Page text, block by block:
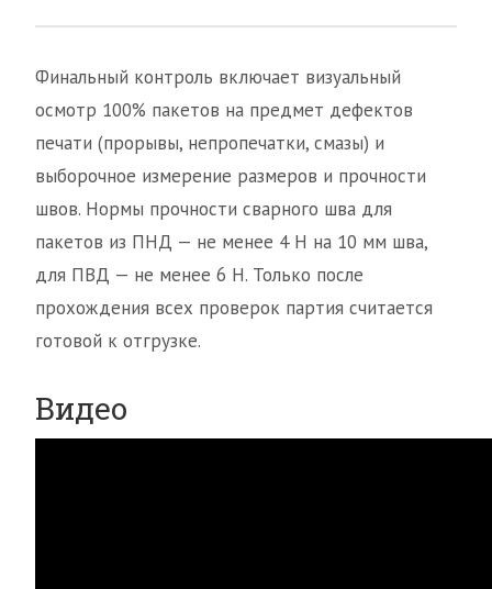
Финальный контроль включает визуальный
осмотр 100% пакетов на предмет дефектов
печати (прорывы, непропечатки, смазы) и
выборочное измерение размеров и прочности
швов. Нормы прочности сварного шва для
пакетов из ПНД — не менее 4 Н на 10 мм шва,
для ПВД — не менее 6 Н. Только после
прохождения всех проверок партия считается
готовой к отгрузке.
Видео